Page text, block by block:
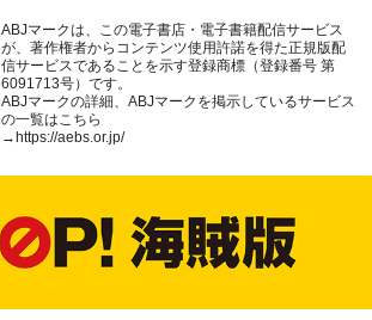
ABJマークは、この電子書店・電子書籍配信サービス
が、著作権者からコンテンツ使用許諾を得た正規版配
信サービスであることを示す登録商標（登録番号 第
6091713号）です。
ABJマークの詳細、ABJマークを掲示しているサービス
の一覧はこちら
→ https://aebs.or.jp/